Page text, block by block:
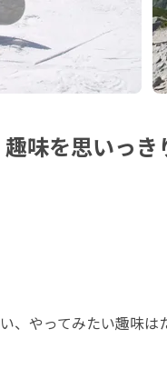
味を思いっき
、やってみたい趣味は